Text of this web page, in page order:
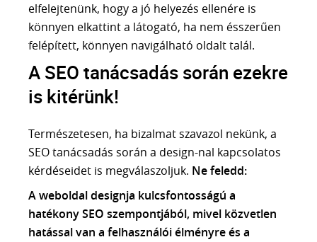
elfelejtenünk, hogy a jó helyezés ellenére is
könnyen elkattint a látogató, ha nem ésszerűen
felépített, könnyen navigálható oldalt talál.
A SEO tanácsadás során ezekre
is kitérünk!
Természetesen, ha bizalmat szavazol nekünk, a
SEO tanácsadás során a design-nal kapcsolatos
kérdéseidet is megválaszoljuk. Ne feledd:
A weboldal designja kulcsfontosságú a
hatékony SEO szempontjából, mivel közvetlen
hatással van a felhasználói élményre és a